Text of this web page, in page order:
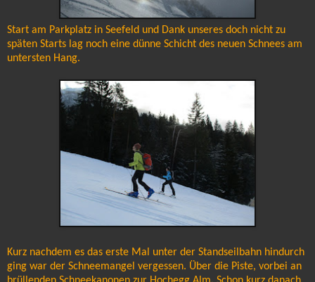
Start am Parkplatz in Seefeld und Dank unseres doch nicht zu
späten Starts lag noch eine dünne Schicht des neuen Schnees am
untersten Hang.
Kurz nachdem es das erste Mal unter der Standseilbahn hindurch
ging war der Schneemangel vergessen. Über die Piste, vorbei an